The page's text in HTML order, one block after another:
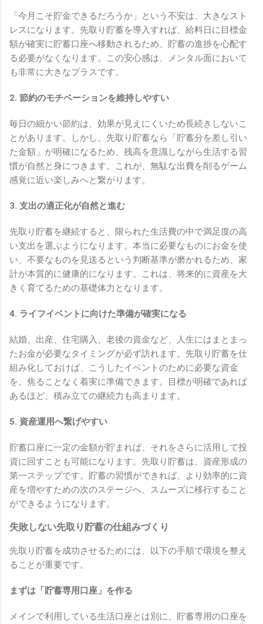
「今月こそ貯金できるだろうか」という不安は、大きなスト
レスになります。先取り貯蓄を導入すれば、給料日に目標金
額が確実に貯蓄口座へ移動されるため、貯蓄の進捗を心配す
る必要がなくなります。この安心感は、メンタル面において
も非常に大きなプラスです。
2. 節約のモチベーションを維持しやすい
毎日の細かい節約は、効果が見えにくいため長続きしないこ
とがあります。しかし、先取り貯蓄なら「貯蓄分を差し引い
た金額」が明確になるため、残高を意識しながら生活する習
慣が自然と身につきます。これが、無駄な出費を削るゲーム
感覚に近い楽しみへと繋がります。
3. 支出の適正化が自然と進む
先取り貯蓄を継続すると、限られた生活費の中で満足度の高
い支出を選ぶようになります。本当に必要なものにお金を使
い、不要なものを見送るという判断基準が磨かれるため、家
計が本質的に健康的になります。これは、将来的に資産を大
きく育てるための基礎体力となります。
4. ライフイベントに向けた準備が確実になる
結婚、出産、住宅購入、老後の資金など、人生にはまとまっ
たお金が必要なタイミングが必ず訪れます。先取り貯蓄を仕
組み化しておけば、こうしたイベントのために必要な資金
を、焦ることなく着実に準備できます。目標が明確であれば
あるほど、積み立ての継続力も高まります。
5. 資産運用へ繋げやすい
貯蓄口座に一定の金額が貯まれば、それをさらに活用して投
資に回すことも可能になります。先取り貯蓄は、資産形成の
第一ステップです。貯蓄の習慣ができれば、より効率的に資
産を増やすための次のステージへ、スムーズに移行すること
ができるようになります。
失敗しない先取り貯蓄の仕組みづくり
先取り貯蓄を成功させるためには、以下の手順で環境を整え
ることが重要です。
まずは「貯蓄専用口座」を作る
メインで利用している生活口座とは別に、貯蓄専用の口座を